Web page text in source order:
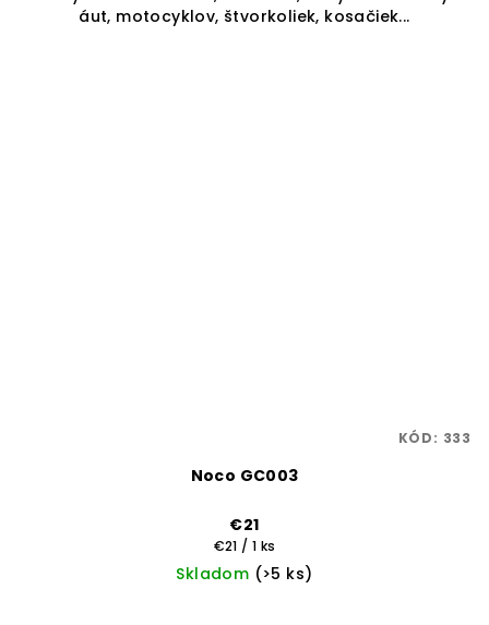
áut, motocyklov, štvorkoliek, kosačiek...
Noco GC003
€21
Jednotková
cena:
€21 / 1 ks
Skladom (>5 ks)
KÓD: 333